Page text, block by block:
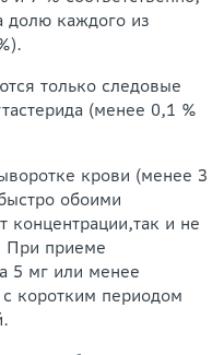
долю каждого из
только следовые
(менее 0,1 %
крови (менее 3
обоими
концентрации,так и не
При приеме
5 мг или менее
коротким периодом